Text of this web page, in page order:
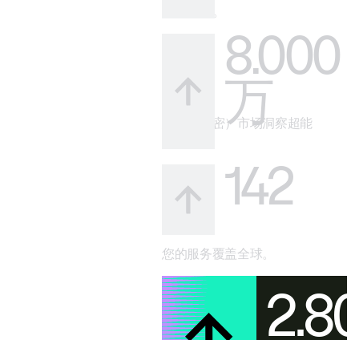
8.000
万
您的（秘密）市场洞察超能
142
您的服务覆盖全球。